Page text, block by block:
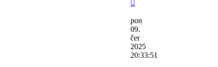
poslední
příspěvek
pon
09.
čer
2025
20:33:51